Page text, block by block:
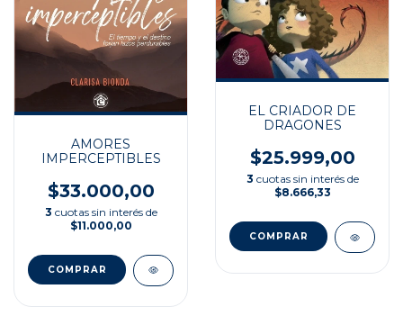
AMORES
IMPERCEPTIBLES
$33.000,00
3 cuotas sin interés de
$11.000,00
EL CRIADOR DE
DRAGONES
$25.999,00
3 cuotas sin interés de
$8.666,33